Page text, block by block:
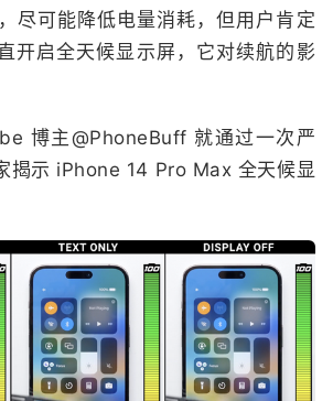
尽可能降低电量消耗，但用户肯定
开启全天候显示屏，它对续航的影
博主@PhoneBuff 就通过一次严
揭示 iPhone 14 Pro Max 全天候显